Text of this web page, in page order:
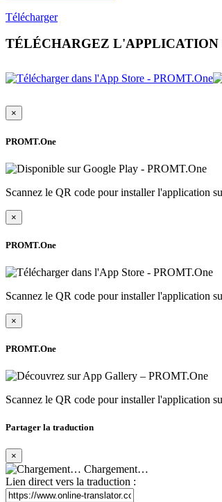
Télécharger
TÉLÉCHARGEZ L'APPLICATION
×
PROMT.One
Scannez le QR code pour installer l'application
×
PROMT.One
Scannez le QR code pour installer l'application
×
PROMT.One
Scannez le QR code pour installer l'application
Partager la traduction
×
Chargement…
Lien direct vers la traduction :